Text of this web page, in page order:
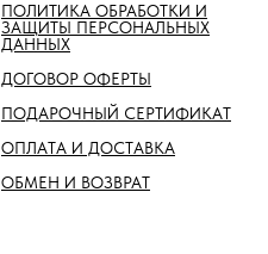
ПОЛИТИКА ОБРАБОТКИ И
ЗАЩИТЫ ПЕРСОНАЛЬНЫХ
ДАННЫХ
ДОГОВОР ОФЕРТЫ
ПОДАРОЧНЫЙ СЕРТИФИКАТ
ОПЛАТА И ДОСТАВКА
ОБМЕН И ВОЗВРАТ